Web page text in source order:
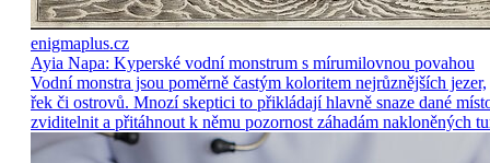
enigmaplus.cz
Ayia Napa: Kyperské vodní monstrum s mírumilovnou povahou
Vodní monstra jsou poměrně častým koloritem nejrůznějších jezer,
řek či ostrovů. Mnozí skeptici to přikládají hlavně snaze dané
zviditelnit a přitáhnout k němu pozornost záhadám nakloněných